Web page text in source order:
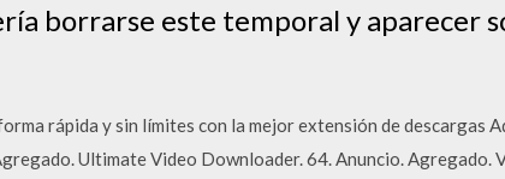
borrarse este temporal y aparecer
rápida y sin límites con la mejor extensión de descargas
Ultimate Video Downloader. 64. Anuncio.